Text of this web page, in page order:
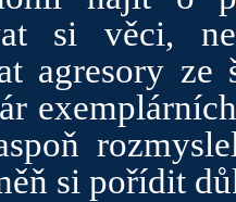
si věci,
agresory
si pořídit